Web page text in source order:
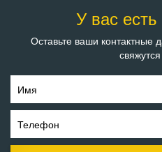
У вас
Оставьте ваши
Имя
Телефон